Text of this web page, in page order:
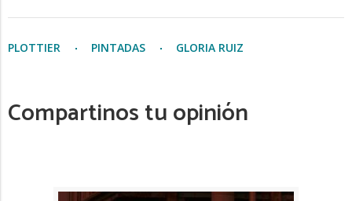
PLOTTIER PINTADAS GLORIA RUIZ
Compartinos tu opinión